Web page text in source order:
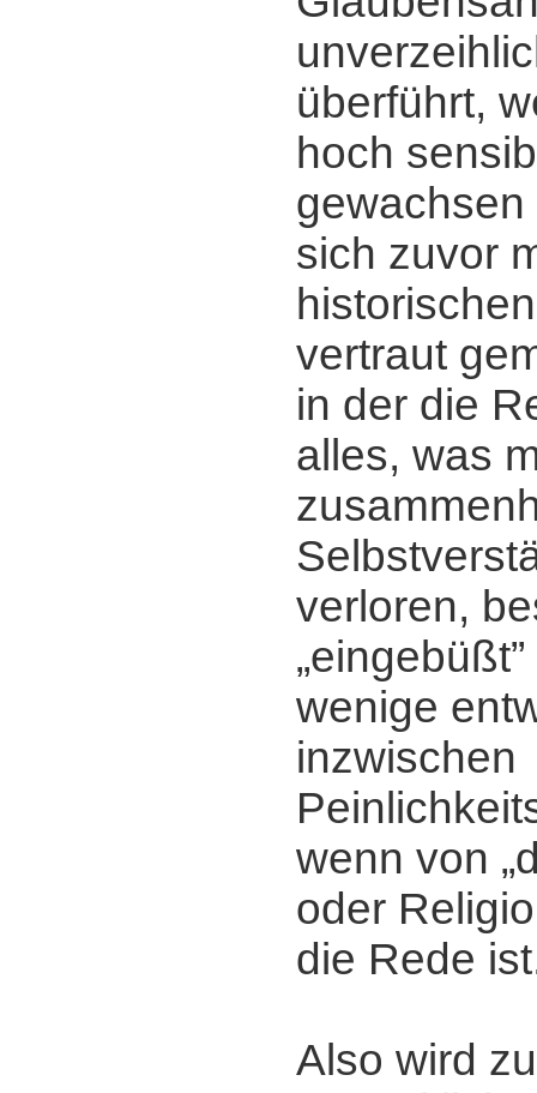
überführt,
hoch
sich zuvor
vertraut
in der die
alles, was
verloren,
wenige
inzwischen
wenn von
oder
die Rede
Also wird